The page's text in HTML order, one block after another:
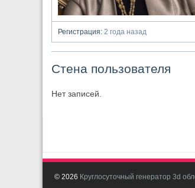
Регистрация: 2 года назад
Стена пользователя
Нет записей.
© 2026 Круглосуточный генератор 3d